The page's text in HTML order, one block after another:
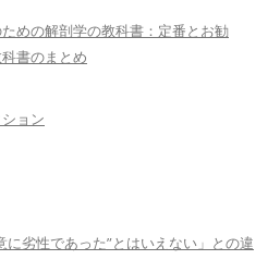
めの解剖学の教科書：定番とお勧
書のまとめ
ョン
劣性であった”とはいえない」との違